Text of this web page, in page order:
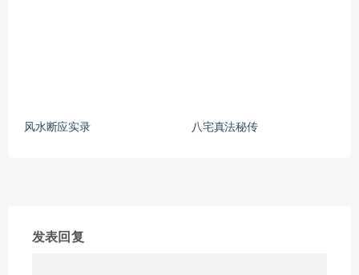
风水断应实录 八宅真法秘传
发表回复